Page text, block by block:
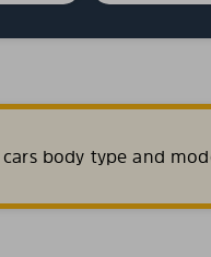
cars body type and